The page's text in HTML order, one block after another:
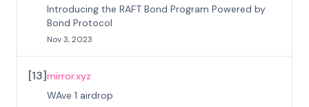
Introducing the RAFT Bond Program Powered by
Bond Protocol
Nov 3, 2023
[13]mirror.xyz
WAve 1 airdrop